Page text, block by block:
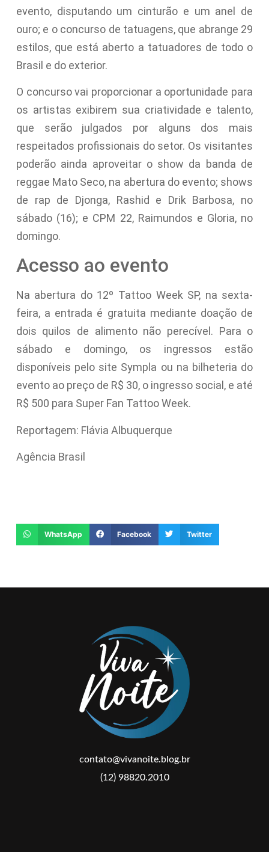
evento, disputando um cinturão e um anel de
ouro; e o concurso de tatuagens, que abrange 29
estilos, que está aberto a tatuadores de todo o
Brasil e do exterior.
O concurso vai proporcionar a oportunidade para
os artistas exibirem sua criatividade e talento,
que serão julgados por alguns dos mais
respeitados profissionais do setor. Os visitantes
poderão ainda aproveitar o show da banda de
reggae Mato Seco, na abertura do evento; shows
de rap de Djonga, Rashid e Drik Barbosa, no
sábado (16); e CPM 22, Raimundos e Gloria, no
domingo.
Acesso ao evento
Na abertura do 12º Tattoo Week SP, na sexta-
feira, a entrada é gratuita mediante doação de
dois quilos de alimento não perecível. Para o
sábado e domingo, os ingressos estão
disponíveis pelo site Sympla ou na bilheteria do
evento ao preço de R$ 30, o ingresso social, e até
R$ 500 para Super Fan Tattoo Week.
Reportagem: Flávia Albuquerque
Agência Brasil
WhatsApp Facebook Twitter
contato@vivanoite.blog.br
(12) 98820.2010